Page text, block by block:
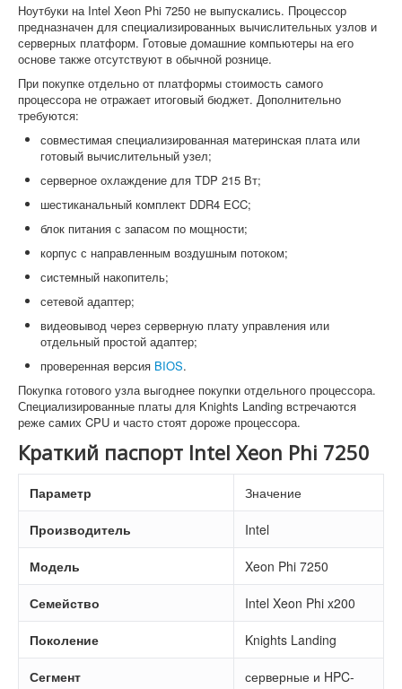
Ноутбуки на Intel Xeon Phi 7250 не выпускались. Процессор
предназначен для специализированных вычислительных узлов и
серверных платформ. Готовые домашние компьютеры на его
основе также отсутствуют в обычной рознице.
При покупке отдельно от платформы стоимость самого
процессора не отражает итоговый бюджет. Дополнительно
требуются:
совместимая специализированная материнская плата или
готовый вычислительный узел;
серверное охлаждение для TDP 215 Вт;
шестиканальный комплект DDR4 ECC;
блок питания с запасом по мощности;
корпус с направленным воздушным потоком;
системный накопитель;
сетевой адаптер;
видеовывод через серверную плату управления или
отдельный простой адаптер;
проверенная версия BIOS.
Покупка готового узла выгоднее покупки отдельного процессора.
Специализированные платы для Knights Landing встречаются
реже самих CPU и часто стоят дороже процессора.
Краткий паспорт Intel Xeon Phi 7250
Параметр Значение
Производитель Intel
Модель Xeon Phi 7250
Семейство Intel Xeon Phi x200
Поколение Knights Landing
Сегмент
серверные и HPC-